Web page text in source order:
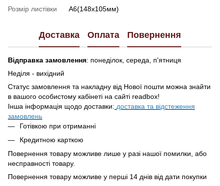
Розмір листівки
А6(148х105мм)
Доставка Оплата Повернення
Відправка замовлення: понеділок, середа, п'ятниця
Неділя - вихідний
Статус замовлення та накладну від Нової пошти можна знайти
в вашого особистому кабінеті на сайті readbox!
Інша інформація щодо доставки: доставка та відстеження
замовлень
Готівкою при отриманні
Кредитною карткою
Повернення товару можливе лише у разі нашої помилки, або
несправності товару.
Повернення товару можливе у перші 14 днів від дати покупки